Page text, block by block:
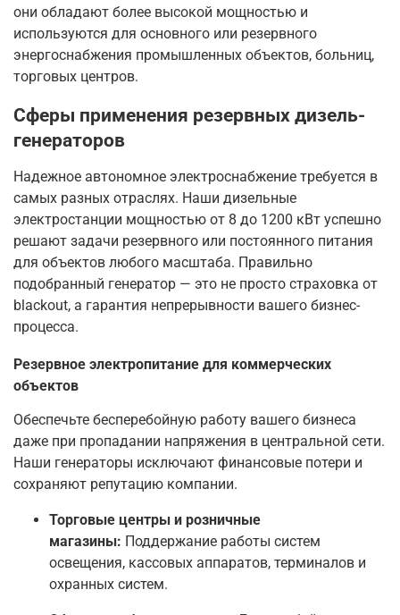
они обладают более высокой мощностью и
используются для основного или резервного
энергоснабжения промышленных объектов, больниц,
торговых центров.
Сферы применения резервных дизель-
генераторов
Надежное автономное электроснабжение требуется в
самых разных отраслях. Наши дизельные
электростанции мощностью от 8 до 1200 кВт успешно
решают задачи резервного или постоянного питания
для объектов любого масштаба. Правильно
подобранный генератор — это не просто страховка от
blackout, а гарантия непрерывности вашего бизнес-
процесса.
Резервное электропитание для коммерческих
объектов
Обеспечьте бесперебойную работу вашего бизнеса
даже при пропадании напряжения в центральной сети.
Наши генераторы исключают финансовые потери и
сохраняют репутацию компании.
Торговые центры и розничные
магазины: Поддержание работы систем
освещения, кассовых аппаратов, терминалов и
охранных систем.